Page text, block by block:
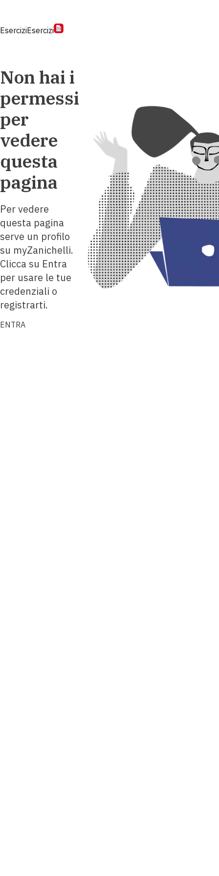
EserciziEsercizi
Non hai i
permessi
per
vedere
questa
pagina
Per vedere
questa pagina
serve un profilo
su myZanichelli.
Clicca su Entra
per usare le tue
credenziali o
registrarti.
ENTRA